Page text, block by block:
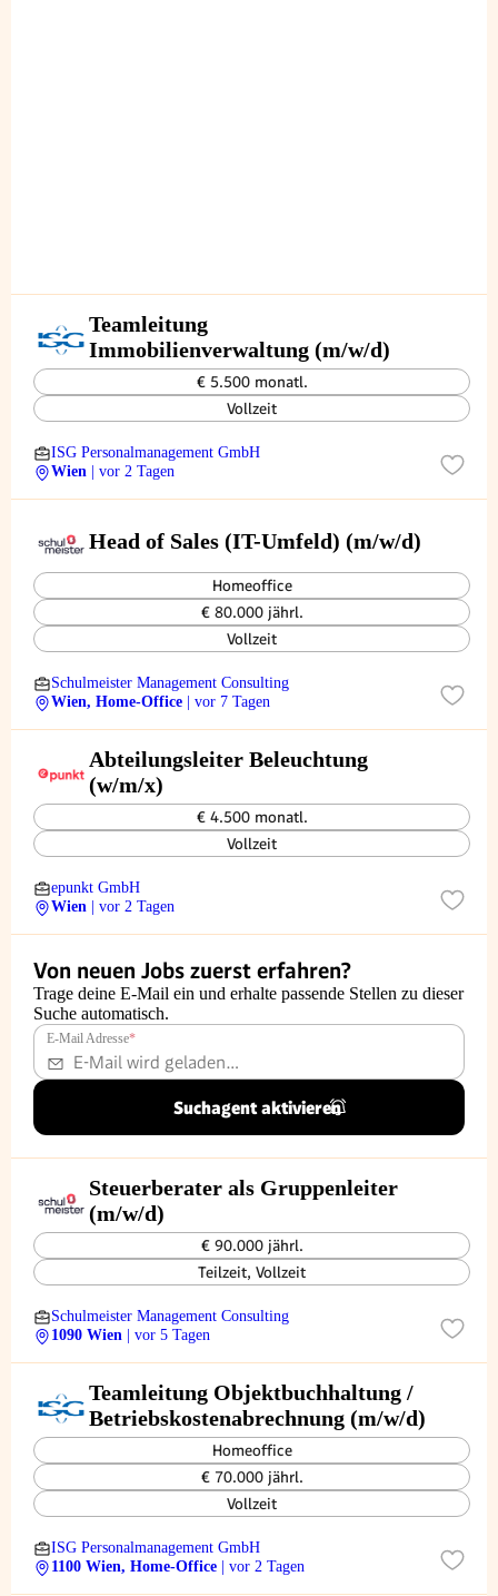
Teamleitung
Immobilienverwaltung (m/w/d)
€ 5.500 monatl.
Vollzeit
ISG Personalmanagement GmbH
Wien
| vor 2 Tagen
Head of Sales (IT-Umfeld) (m/w/d)
Homeoffice
€ 80.000 jährl.
Vollzeit
Schulmeister Management Consulting
Wien, Home-Office
| vor 7 Tagen
Abteilungsleiter Beleuchtung
(w/m/x)
€ 4.500 monatl.
Vollzeit
epunkt GmbH
Wien
| vor 2 Tagen
Von neuen Jobs zuerst erfahren?
Trage deine E-Mail ein und erhalte passende Stellen zu dieser
Suche automatisch.
E-Mail Adresse*
Suchagent aktivieren
Steuerberater als Gruppenleiter
(m/w/d)
€ 90.000 jährl.
Teilzeit, Vollzeit
Schulmeister Management Consulting
1090 Wien
| vor 5 Tagen
Teamleitung Objektbuchhaltung /
Betriebskostenabrechnung (m/w/d)
Homeoffice
€ 70.000 jährl.
Vollzeit
ISG Personalmanagement GmbH
1100 Wien, Home-Office
| vor 2 Tagen